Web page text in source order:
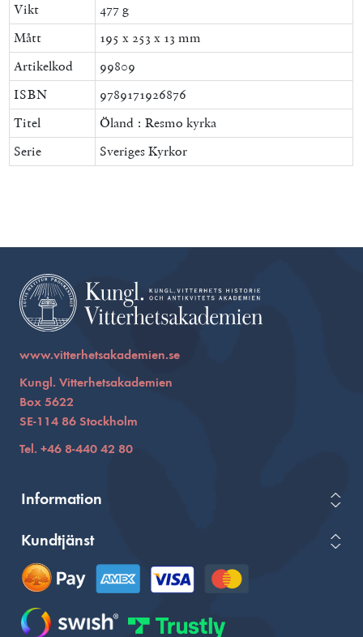
Vikt
477 g
Mått
195 x 253 x 13 mm
Artikelkod
99809
ISBN
9789171926876
Titel
Öland : Resmo kyrka
Serie
Sveriges Kyrkor
www.vitterhetsakademien.se
Kungl. Vitterhetsakademien
Box 5622
SE-114 86 Stockholm
Tel. +46 8-440 42 80
Information
Kundtjänst